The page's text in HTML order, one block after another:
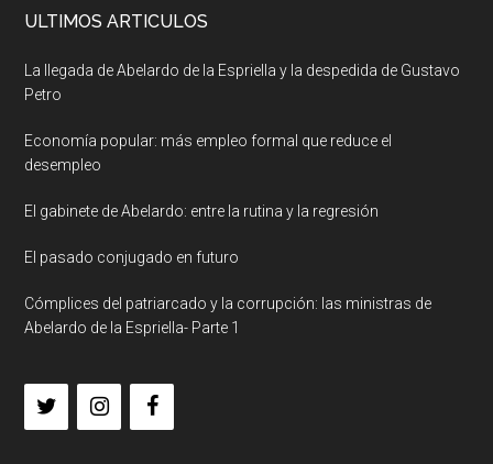
ULTIMOS ARTICULOS
La llegada de Abelardo de la Espriella y la despedida de Gustavo
Petro
Economía popular: más empleo formal que reduce el
desempleo
El gabinete de Abelardo: entre la rutina y la regresión
El pasado conjugado en futuro
Cómplices del patriarcado y la corrupción: las ministras de
Abelardo de la Espriella- Parte 1